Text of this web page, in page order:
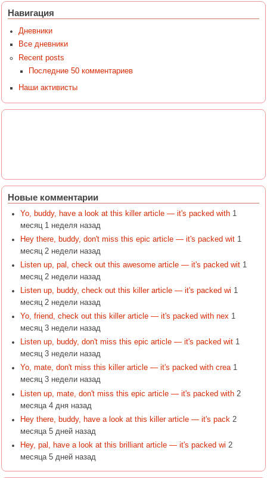
Навигация
Дневники
Все дневники
Recent posts
Последние 50 комментариев
Наши активисты
Новые комментарии
Yo, buddy, have a look at this killer article — it's packed with 1
месяц 1 неделя назад
Hey there, buddy, don't miss this epic article — it's packed wit 1
месяц 2 недели назад
Listen up, pal, check out this awesome article — it's packed wit 1
месяц 2 недели назад
Listen up, buddy, check out this killer article — it's packed wi 1
месяц 2 недели назад
Yo, friend, check out this killer article — it's packed with nex 1
месяц 3 недели назад
Listen up, buddy, don't miss this epic article — it's packed wit 1
месяц 3 недели назад
Yo, mate, don't miss this killer article — it's packed with crea 1
месяц 3 недели назад
Listen up, mate, don't miss this epic article — it's packed with 2
месяца 4 дня назад
Hey there, buddy, have a look at this killer article — it's pack 2
месяца 5 дней назад
Hey, pal, have a look at this brilliant article — it's packed wi 2
месяца 5 дней назад